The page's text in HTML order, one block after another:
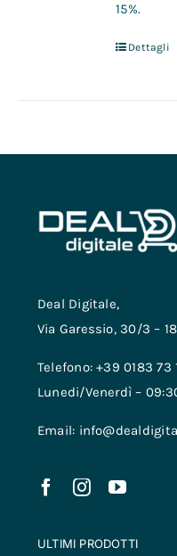
15%.
Dettagli
Deal Digitale,
Via Garessio, 30/3 –
Telefono: +39 0183 73
Lunedi/Venerdì –
Email:
ULTIMI PRODOTTI